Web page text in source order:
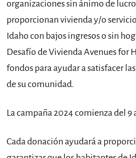
organizaciones sin ánimo de
proporcionan vivienda y/o
Idaho con bajos ingresos o sin
Desafío de Vivienda Avenues for
fondos para ayudar a satisfacer
de su comunidad.
La campaña 2024 comienza del 9
Cada donación ayudará a